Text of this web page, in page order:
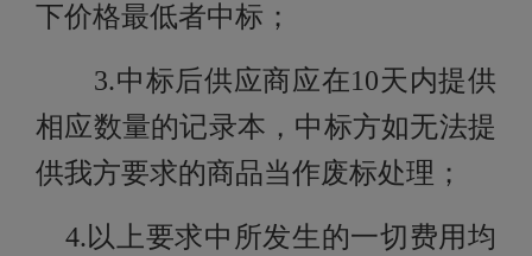
下价格最低者中标；
3.中标后供应商应在10天内提供
相应数量的记录本，中标方如无法提
供我方要求的商品当作废标处理；
4.以上要求中所发生的一切费用均